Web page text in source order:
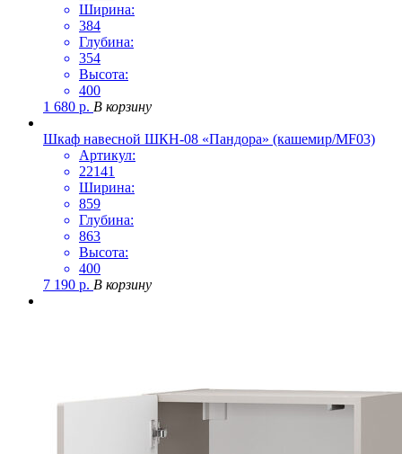
Ширина:
384
Глубина:
354
Высота:
400
1 680 р. В корзину
Шкаф навесной ШКН-08 «Пандора» (кашемир/MF03)
Артикул:
22141
Ширина:
859
Глубина:
863
Высота:
400
7 190 р. В корзину